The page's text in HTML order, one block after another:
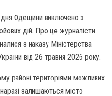
Одещини виключено з
дій. Про це журналісти
з наказу Міністерства
від 26 травня 2026 року.
районі територіями можливих
залишаються місто